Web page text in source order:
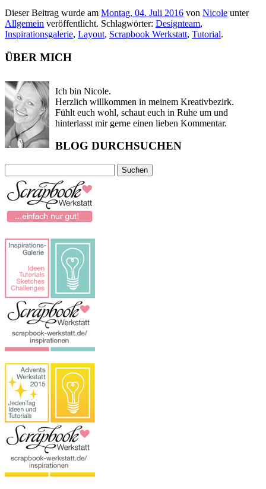
Dieser Beitrag wurde am Montag, 04. Juli 2016 von Nicole unter
Allgemein veröffentlicht. Schlagwörter: Designteam,
Inspirationsgalerie, Layout, Scrapbook Werkstatt, Tutorial.
ÜBER MICH
Ich bin Nicole.
Herzlich willkommen in meinem Kreativbezirk.
Fühlt euch wohl, schaut euch in Ruhe um und
hinterlasst mir gerne einen lieben Kommentar.
BLOG DURCHSUCHEN
nach: